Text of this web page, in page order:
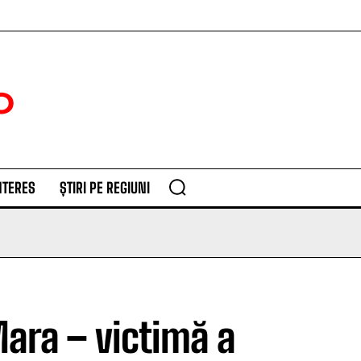
ȘTIRI PE REGIUNI
– victimă a